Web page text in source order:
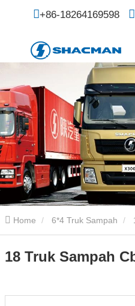
+86-18264169598
Home 6*4 Truk Sampah
18 Truk Sampah